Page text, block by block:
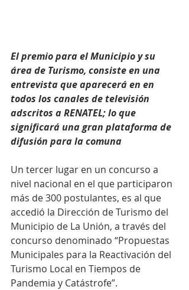
El premio para el Municipio y su
área de Turismo, consiste en una
entrevista que aparecerá en en
todos los canales de televisión
adscritos a RENATEL; lo que
significará una gran plataforma de
difusión para la comuna
Un tercer lugar en un concurso a
nivel nacional en el que participaron
más de 300 postulantes, es al que
accedió la Dirección de Turismo del
Municipio de La Unión, a través del
concurso denominado “Propuestas
Municipales para la Reactivación del
Turismo Local en Tiempos de
Pandemia y Catástrofe”.